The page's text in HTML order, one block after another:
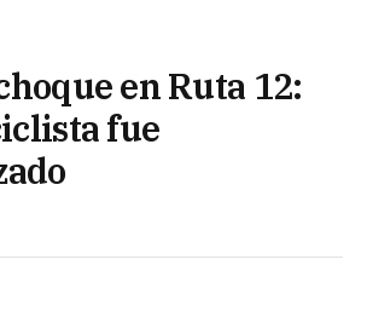
en Ruta 12:
fue